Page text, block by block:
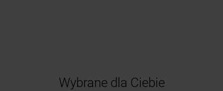
Wybrane dla Ciebie